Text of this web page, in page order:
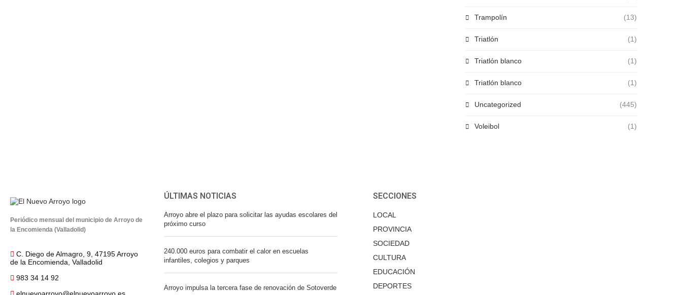
Trampolín (13)
Triatlón (1)
Triatlón blanco (1)
Triatlón blanco (1)
Uncategorized (445)
Voleibol (1)
Periódico mensual del municipio de Arroyo de
la Encomienda (Valladolid)
C. Diego de Almagro, 9, 47195 Arroyo
de la Encomienda, Valladolid
983 34 14 92
ÚLTIMAS NOTICIAS
Arroyo abre el plazo para solicitar las ayudas escolares del
próximo curso
240.000 euros para combatir el calor en escuelas
infantiles, colegios y parques
Arroyo impulsa la tercera fase de renovación de Sotoverde
SECCIONES
LOCAL
PROVINCIA
SOCIEDAD
CULTURA
EDUCACIÓN
DEPORTES